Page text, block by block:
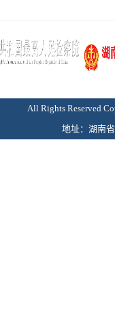
All Rights Reserved
地址：湖南